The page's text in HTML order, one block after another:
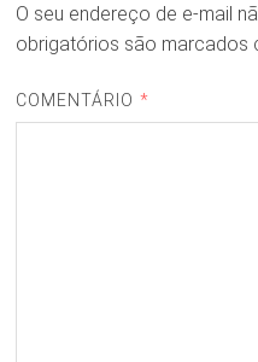
O seu endereço de e-mail
obrigatórios são marcados
COMENTÁRIO *